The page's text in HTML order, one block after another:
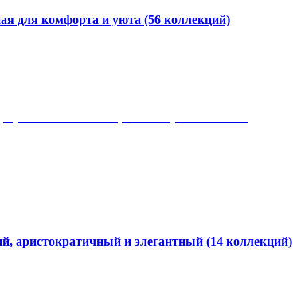
для комфорта и уюта (56 коллекций)
аристократичный и элегантный (14 коллекций)